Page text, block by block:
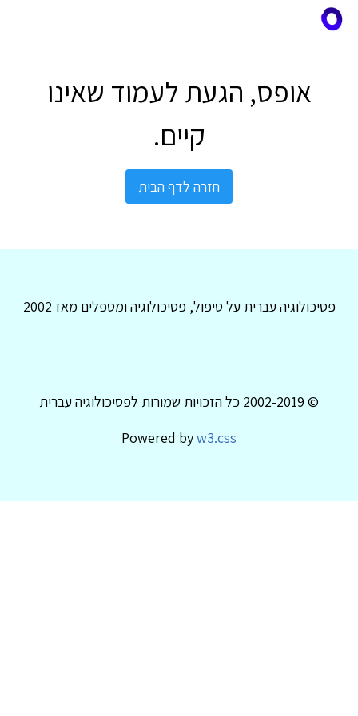
אופס, הגעת לעמוד שאינו
קיים.
חזרה לדף הבית
פסיכולוגיה עברית על טיפול, פסיכולוגיה ומטפלים מאז 2002
© 2002-2019 כל הזכויות שמורות לפסיכולוגיה עברית
Powered byw3.css